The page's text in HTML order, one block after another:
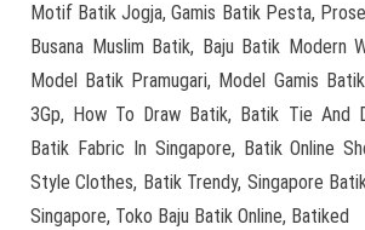
Motif Batik Jogja, Gamis Batik Pesta,
Busana Muslim Batik, Baju Batik Modern
Model Batik Pramugari, Model Gamis
3Gp, How To Draw Batik, Batik Tie And
Batik Fabric In Singapore, Batik Online
Style Clothes, Batik Trendy, Singapore
Singapore, Toko Baju Batik Online, Batiked